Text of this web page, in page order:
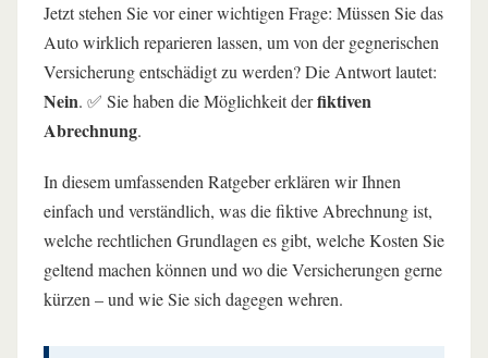
Jetzt stehen Sie vor einer wichtigen Frage: Müssen Sie das
Auto wirklich reparieren lassen, um von der gegnerischen
Versicherung entschädigt zu werden? Die Antwort lautet:
Nein. ✅ Sie haben die Möglichkeit derfiktiven
Abrechnung.
In diesem umfassenden Ratgeber erklären wir Ihnen
einfach und verständlich, was die fiktive Abrechnung ist,
welche rechtlichen Grundlagen es gibt, welche Kosten Sie
geltend machen können und wo die Versicherungen gerne
kürzen – und wie Sie sich dagegen wehren.